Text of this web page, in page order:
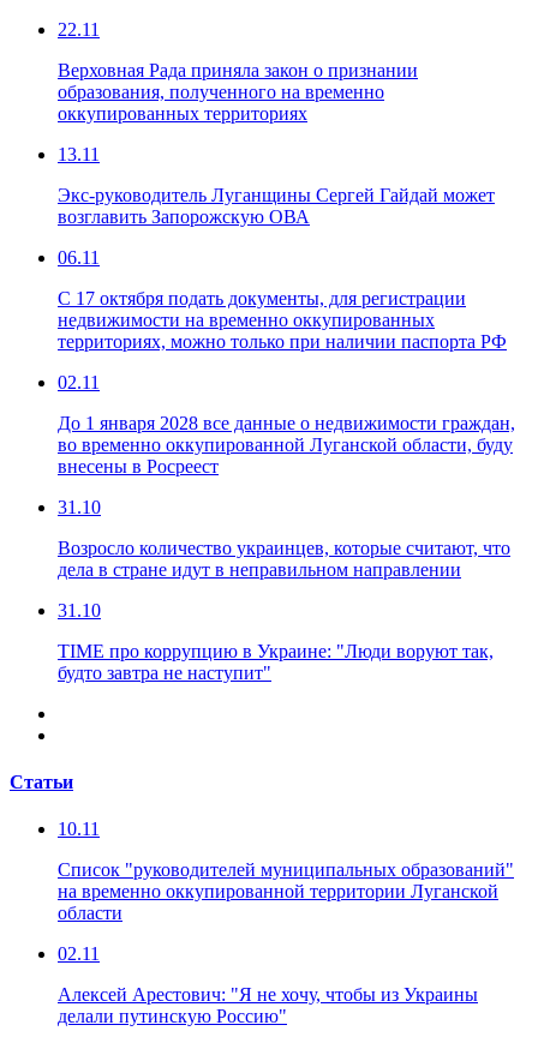
22.11
Верховная Рада приняла закон о признании
образования, полученного на временно
оккупированных территориях
13.11
Экс-руководитель Луганщины Сергей Гайдай может
возглавить Запорожскую ОВА
06.11
С 17 октября подать документы, для регистрации
недвижимости на временно оккупированных
территориях, можно только при наличии паспорта РФ
02.11
До 1 января 2028 все данные о недвижимости граждан,
во временно оккупированной Луганской области, буду
внесены в Росреест
31.10
Возросло количество украинцев, которые считают, что
дела в стране идут в неправильном направлении
31.10
TIME про коррупцию в Украине: "Люди воруют так,
будто завтра не наступит"
Статьи
10.11
Список "руководителей муниципальных образований"
на временно оккупированной территории Луганской
области
02.11
Алексей Арестович: "Я не хочу, чтобы из Украины
делали путинскую Россию"